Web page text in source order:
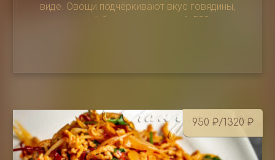
виде. Овощи подчёркивают вкус говядины,
делая её более насыщенной, 500 г
950 ₽/1320 ₽